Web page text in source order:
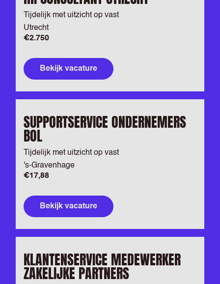
Tijdelijk met uitzicht op vast
Utrecht
€2.750
Bekijk vacature
SUPPORTSERVICE ONDERNEMERS
BOL
Tijdelijk met uitzicht op vast
's-Gravenhage
€17,88
Bekijk vacature
KLANTENSERVICE MEDEWERKER
ZAKELIJKE PARTNERS